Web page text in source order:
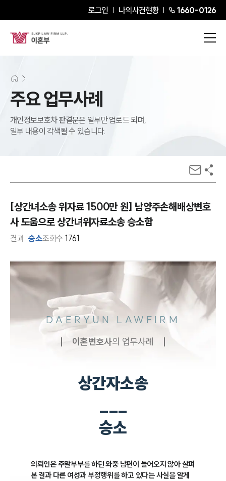
로그인 나의사건현황 1660-0126
주요 업무사례
개인정보보호차 판결문은 일부만 업로드 되며,
일부 내용이 각색될 수 있습니다.
[상간녀소송 위자료 1500만 원] 남양주손해배상변호
사 도움으로 상간녀위자료소송 승소함
결과 승소조회수 1761
DAERYUN LAWFIRM
이혼변호사의 업무사례
상간자소송
___
승소
의뢰인은 주말부부를 하던 와중 남편이 들어오지 않아 살펴
본 결과 다른 여성과 부정행위를 하고 있다는 사실을 알게